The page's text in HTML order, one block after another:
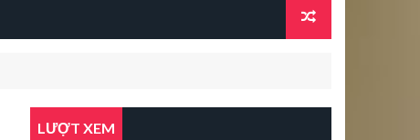
LƯỢT XEM